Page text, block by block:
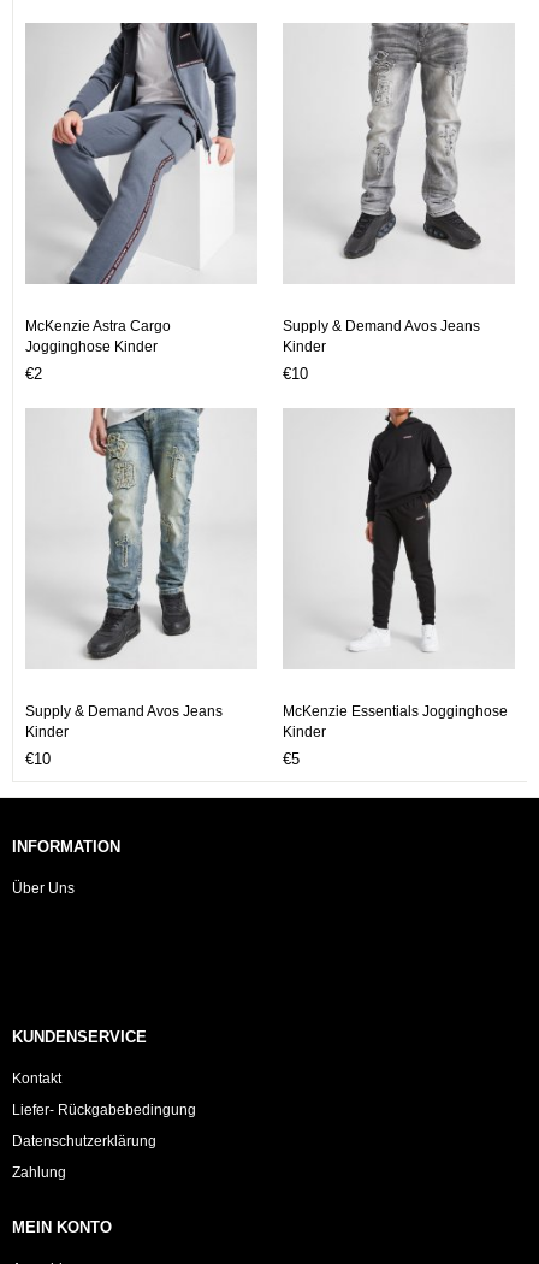
McKenzie Astra Cargo
Jogginghose Kinder
€2
Supply & Demand Avos Jeans
Kinder
€10
Supply & Demand Avos Jeans
Kinder
€10
McKenzie Essentials Jogginghose
Kinder
€5
INFORMATION
Über Uns
KUNDENSERVICE
Kontakt
Liefer- Rückgabebedingung
Datenschutzerklärung
Zahlung
MEIN KONTO